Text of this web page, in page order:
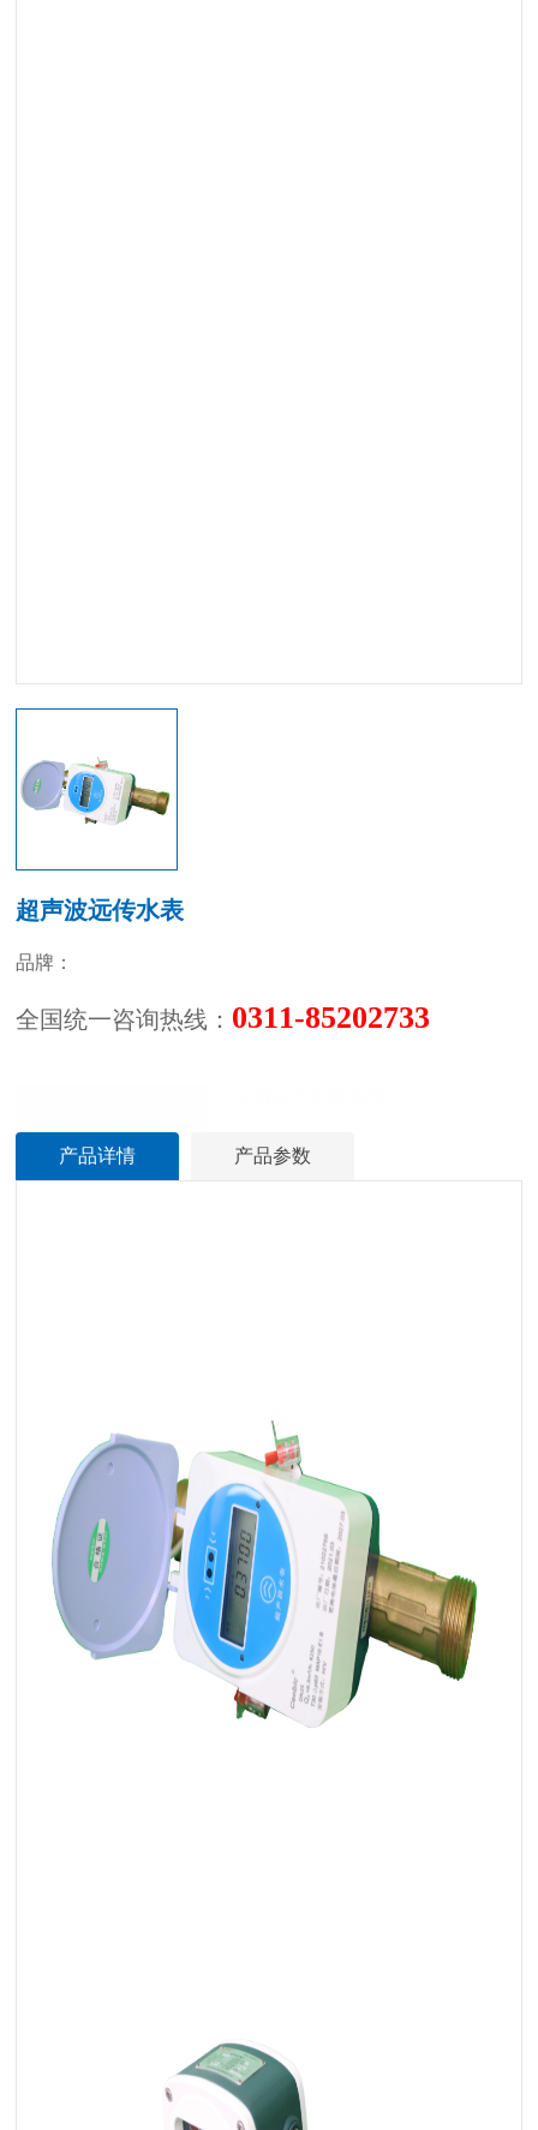
超声波远传水表
品牌：
全国统一咨询热线： 0311-85202733
产品详情 产品参数